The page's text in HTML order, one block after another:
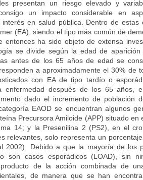
presentan un riesgo elevado y
un impacto considerable en
en salud pública. Dentro de estas
(EA), siendo el tipo más común de
entonces ha sido objeto de extensa
se divide según la edad de
antes de los 65 años de edad se
a aproximadamente el 30% de
con EA de tipo tardío o
enfermedad después de los 65 años,
dado el incremento de población
EAOD se encuentran algunos
Precursora Amiloide (APP) situado en
14; y la Presenilina 2 (PS2), en el
relevantes, solo representa un
2002). Debido a que la mayoría de los
son casos esporádicos (LOAD), sin
de la acción combinada de
de manera que se han